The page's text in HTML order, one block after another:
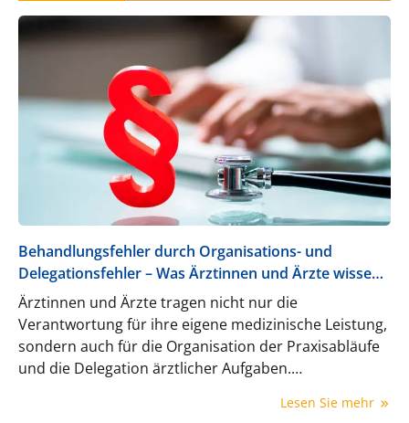
Behandlungsfehler durch Organisations- und
Delegationsfehler – Was Ärztinnen und Ärzte wissen
müssen
Ärztinnen und Ärzte tragen nicht nur die
Verantwortung für ihre eigene medizinische Leistung,
sondern auch für die Organisation der Praxisabläufe
und die Delegation ärztlicher Aufgaben.
Organisationsfehler oder Delegationsfehler gewertet
Lesen Sie mehr